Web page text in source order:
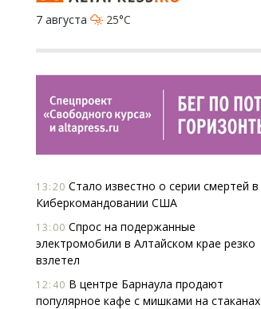
7 августа
25°C
13:20 Стало известно о серии смертей в
Киберкомандовании США
13:00 Спрос на подержанные
электромобили в Алтайском крае резко
взлетел
12:40 В центре Барнаула продают
популярное кафе с мишками на стаканах